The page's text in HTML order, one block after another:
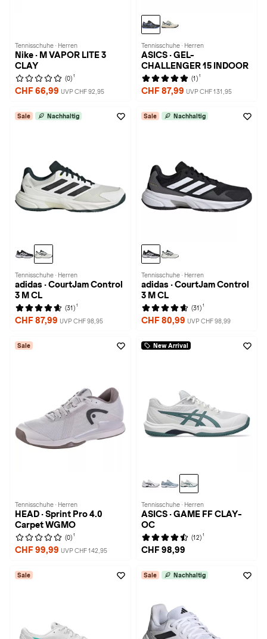
Tennisschuhe · Herren
Nike · M VAPOR LITE 3
CLAY
(0) 1
CHF 66,99 UVP CHF 92,95
Tennisschuhe · Herren
ASICS · GEL-
CHALLENGER 15 INDOOR
(1) 1
CHF 87,99 UVP CHF 131,95
Sale Nachhaltig
Tennisschuhe · Herren
adidas · CourtJam Control
3 M CL
(31) 1
CHF 87,99 UVP CHF 98,95
Sale Nachhaltig
Tennisschuhe · Herren
adidas · CourtJam Control
3 M CL
(31) 1
CHF 80,99 UVP CHF 98,99
Sale
Tennisschuhe · Herren
HEAD · Sprint Pro 4.0
Carpet WGMO
(0) 1
CHF 99,99 UVP CHF 142,95
New Arrival
Tennisschuhe · Herren
ASICS · GAME FF CLAY-
OC
(12) 1
CHF 98,99
Sale Sale Nachhaltig